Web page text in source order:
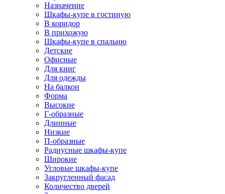
Назначение
Шкафы-купе в гостиную
В коридор
В прихожую
Шкафы-купе в спальню
Детские
Офисные
Для книг
Для одежды
На балкон
Форма
Высокие
Г-образные
Длинные
Низкие
П-образные
Радиусные шкафы-купе
Широкие
Угловые шкафы-купе
Закругленный фасад
Количество дверей